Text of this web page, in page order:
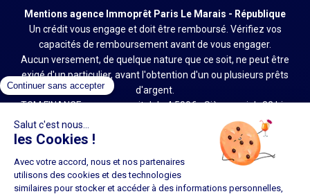
Mentions agence Immoprêt Paris Le Marais - République
Un crédit vous engage et doit être remboursé. Vérifiez vos
capacités de remboursement avant de vous engager.
Aucun versement, de quelque nature que ce soit, ne peut être
exigé d'un particulier, avant l'obtention d'un ou plusieurs prêts
d'argent.
TGM FINANCE – sas au capital de 4 500€ - Siège social : 32 bis,
Rue d'Orsel 75018 PARIS – RCS PARIS 948 070 818
Courtier en opérations de banque et en services de paiement
(COBSP) sous le numéro 23002602 (site : www.orias.fr)
Agence franchisée du réseau Immoprêt, juridiquement et
financièrement indépendante.